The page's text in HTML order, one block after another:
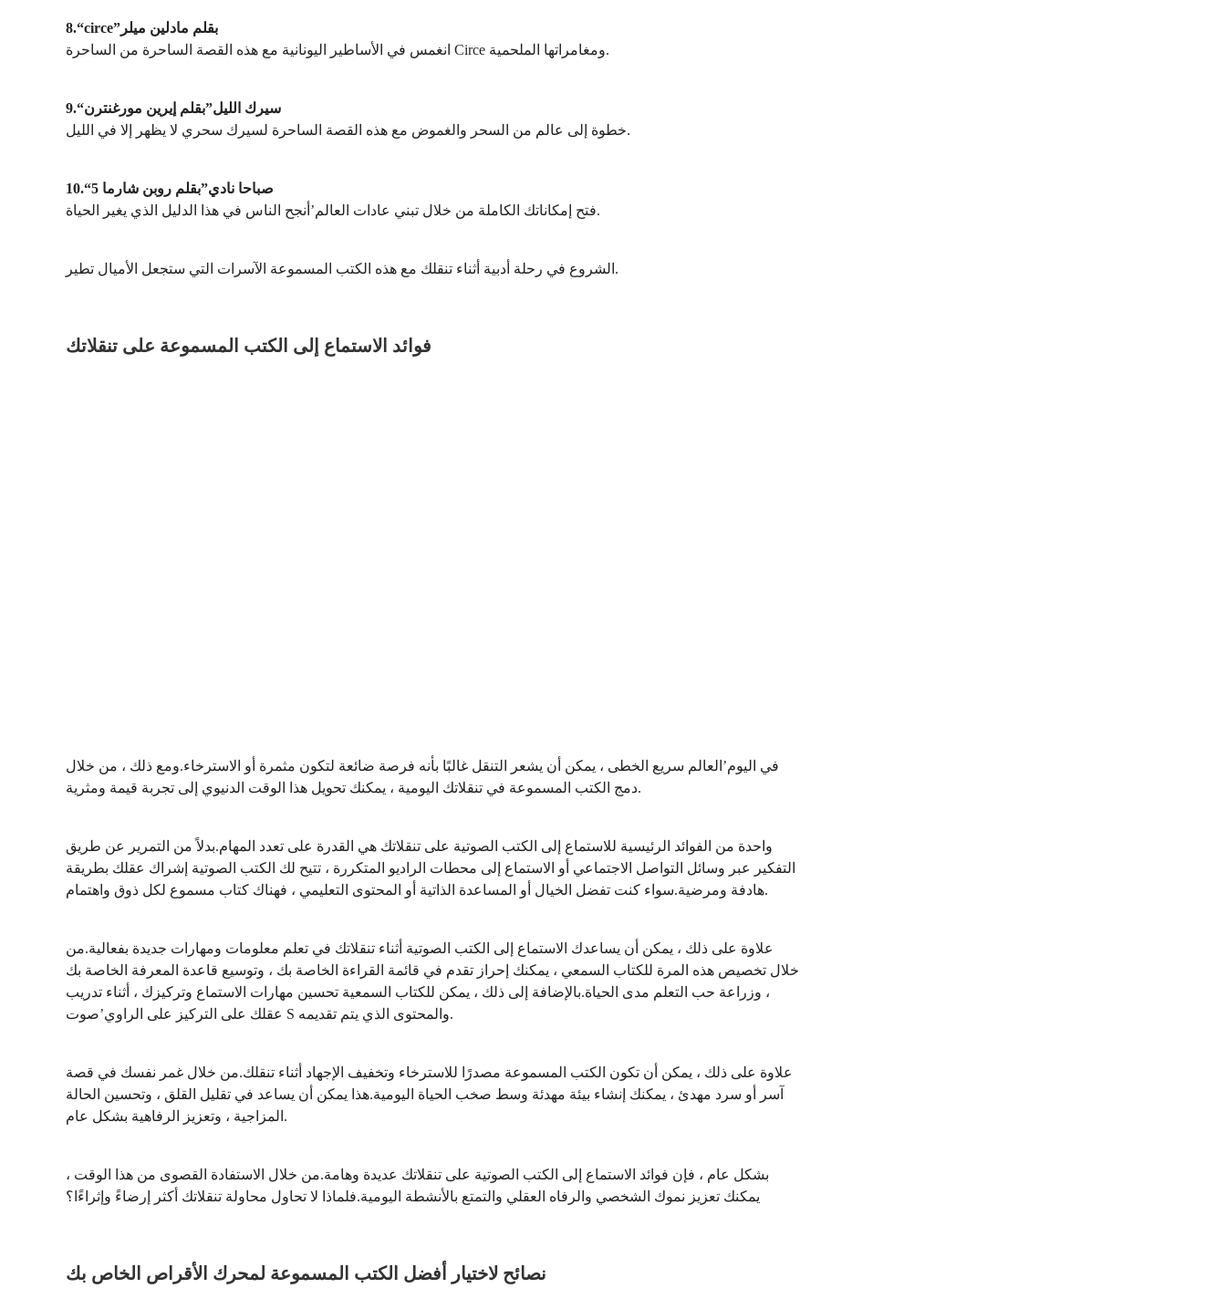
8.“circe”بقلم مادلين ميلر
انغمس في الأساطير اليونانية مع هذه القصة الساحرة من الساحرة Circe ومغامراتها الملحمية.
9.“سيرك الليل”بقلم إيرين مورغنترن
خطوة إلى عالم من السحر والغموض مع هذه القصة الساحرة لسيرك سحري لا يظهر إلا في الليل.
10.“5 صباحا نادي”بقلم روبن شارما
فتح إمكاناتك الكاملة من خلال تبني عادات العالم’أنجح الناس في هذا الدليل الذي يغير الحياة.
الشروع في رحلة أدبية أثناء تنقلك مع هذه الكتب المسموعة الآسرات التي ستجعل الأميال تطير.
فوائد الاستماع إلى الكتب المسموعة على تنقلاتك
في اليوم’العالم سريع الخطى ، يمكن أن يشعر التنقل غالبًا بأنه فرصة ضائعة لتكون مثمرة أو الاسترخاء.ومع ذلك ، من خلال
دمج الكتب المسموعة في تنقلاتك اليومية ، يمكنك تحويل هذا الوقت الدنيوي إلى تجربة قيمة ومثرية.
واحدة من الفوائد الرئيسية للاستماع إلى الكتب الصوتية على تنقلاتك هي القدرة على تعدد المهام.بدلاً من التمرير عن طريق
التفكير عبر وسائل التواصل الاجتماعي أو الاستماع إلى محطات الراديو المتكررة ، تتيح لك الكتب الصوتية إشراك عقلك بطريقة
هادفة ومرضية.سواء كنت تفضل الخيال أو المساعدة الذاتية أو المحتوى التعليمي ، فهناك كتاب مسموع لكل ذوق واهتمام.
علاوة على ذلك ، يمكن أن يساعدك الاستماع إلى الكتب الصوتية أثناء تنقلاتك في تعلم معلومات ومهارات جديدة بفعالية.من
خلال تخصيص هذه المرة للكتاب السمعي ، يمكنك إحراز تقدم في قائمة القراءة الخاصة بك ، وتوسيع قاعدة المعرفة الخاصة بك
، وزراعة حب التعلم مدى الحياة.بالإضافة إلى ذلك ، يمكن للكتاب السمعية تحسين مهارات الاستماع وتركيزك ، أثناء تدريب
عقلك على التركيز على الراوي’صوت S والمحتوى الذي يتم تقديمه.
علاوة على ذلك ، يمكن أن تكون الكتب المسموعة مصدرًا للاسترخاء وتخفيف الإجهاد أثناء تنقلك.من خلال غمر نفسك في قصة
آسر أو سرد مهدئ ، يمكنك إنشاء بيئة مهدئة وسط صخب الحياة اليومية.هذا يمكن أن يساعد في تقليل القلق ، وتحسين الحالة
المزاجية ، وتعزيز الرفاهية بشكل عام.
بشكل عام ، فإن فوائد الاستماع إلى الكتب الصوتية على تنقلاتك عديدة وهامة.من خلال الاستفادة القصوى من هذا الوقت ،
يمكنك تعزيز نموك الشخصي والرفاه العقلي والتمتع بالأنشطة اليومية.فلماذا لا تحاول محاولة تنقلاتك أكثر إرضاءً وإثراءًا؟
نصائح لاختيار أفضل الكتب المسموعة لمحرك الأقراص الخاص بك